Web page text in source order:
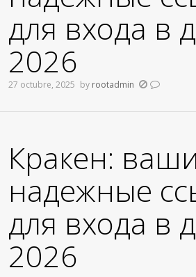
для входа в
2026
27 octubre, 2025 by rootadmin
Кракен:
надежные
для входа в
2026